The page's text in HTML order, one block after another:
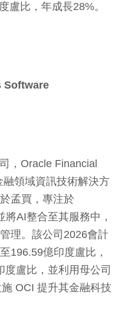
盧比，年成長28%。
Software
，Oracle Financial
領域資訊技術解決方
孟買，專注於
AI整合至其服務中，
理。該公司2026會計
196.59億印度盧比，
盧比，並利用母公司
OCI 提升其金融科技